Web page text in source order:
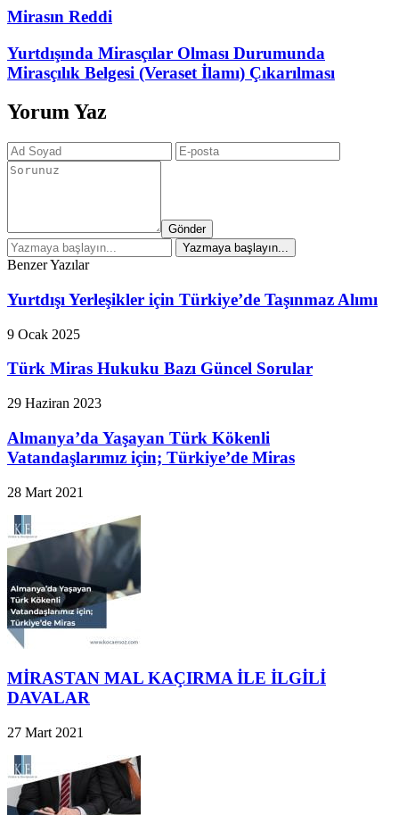
Mirasın Reddi
Yurtdışında Mirasçılar Olması Durumunda
Mirasçılık Belgesi (Veraset İlamı) Çıkarılması
Yorum Yaz
Gönder
Benzer Yazılar
Yurtdışı Yerleşikler için Türkiye’de Taşınmaz Alımı
9 Ocak 2025
Türk Miras Hukuku Bazı Güncel Sorular
29 Haziran 2023
Almanya’da Yaşayan Türk Kökenli
Vatandaşlarımız için; Türkiye’de Miras
28 Mart 2021
MİRASTAN MAL KAÇIRMA İLE İLGİLİ
DAVALAR
27 Mart 2021